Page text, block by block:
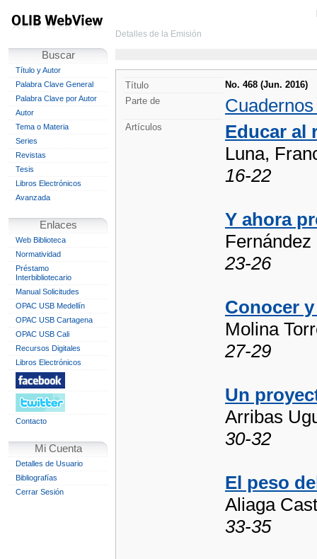
Buscar
Título y Autor
Palabra Clave General
Palabra Clave por Autor
Autor
Tema o Materia
Series
Revistas
Tesis
Libros Electrónicos
Avanzada
Enlaces
Web Biblioteca
Normatividad
Préstamo
Interbibliotecario
Manual Solicitudes
OPAC USB Medellín
OPAC USB Cartagena
OPAC USB Cali
Recursos Digitales
Libros Electrónicos
Contacto
Mi Cuenta
Detalles de Usuario
Bibliografías
Cerrar Sesión
Detalles de la Emisión
Título
No. 468 (Jun. 2016)
Parte de
Artículos
Educar al
Luna,
16-22
Y ahora
23-26
Conocer
Molina
27-29
Un
Arribas
30-32
El peso
Aliaga
33-35